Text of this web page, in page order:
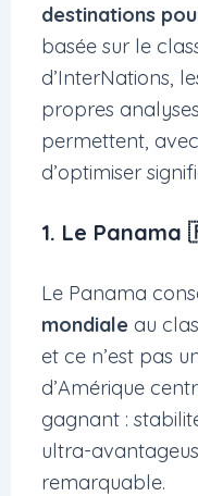
destinations
basée sur le
d’InterNations,
propres
permettent,
d’optimiser
1. Le
Le Panama
mondiale au
et ce n’est pas
d’Amérique
gagnant :
ultra-
remarquable.